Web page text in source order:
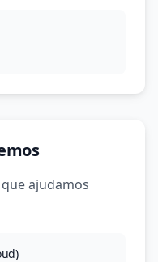
ajudamos